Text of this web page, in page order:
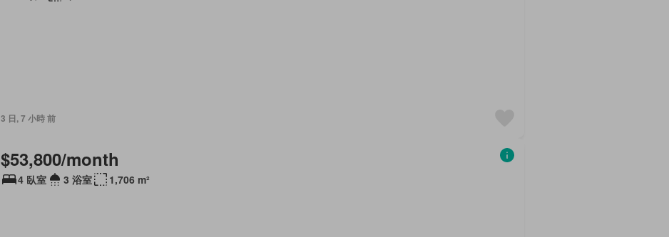
3 日, 7 小時 前
$53,800/month
4 臥室 3 浴室 1,706 m²